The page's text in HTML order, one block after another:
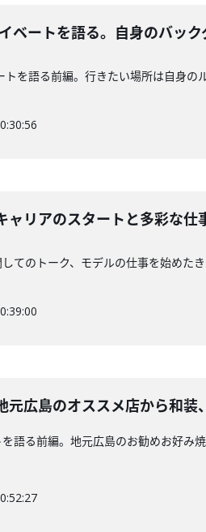
ベートを語る。自身のバッ
を語る前編。行きたい場所は自身の
ャリアのスタートと多彩な仕
てのトーク、モデルの仕事を始めた
元広島のオススメ店から和装
語る前編。地元広島のお勧めお好み